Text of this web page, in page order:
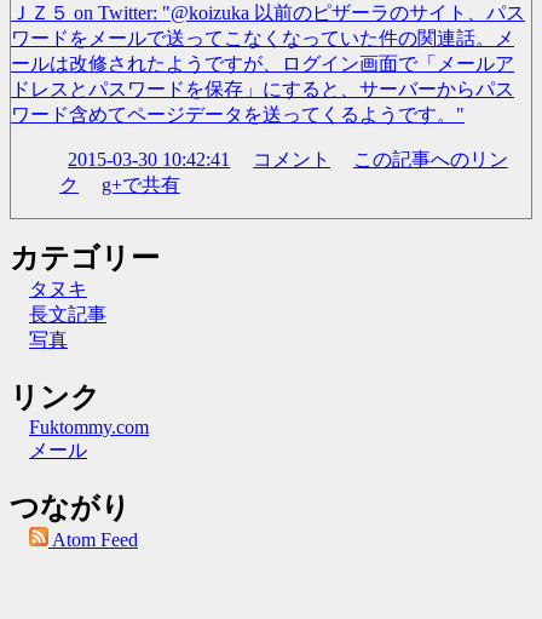
ＪＺ５ on Twitter: "@koizuka 以前のピザーラのサイト、パス
ワードをメールで送ってこなくなっていた件の関連話。メ
ールは改修されたようですが、ログイン画面で「メールア
ドレスとパスワードを保存」にすると、サーバーからパス
ワード含めてページデータを送ってくるようです。"
2015-03-30 10:42:41 コメント
この記事へのリン
ク
g+で共有
カテゴリー
タヌキ
長文記事
写真
リンク
Fuktommy.com
メール
つながり
Atom Feed